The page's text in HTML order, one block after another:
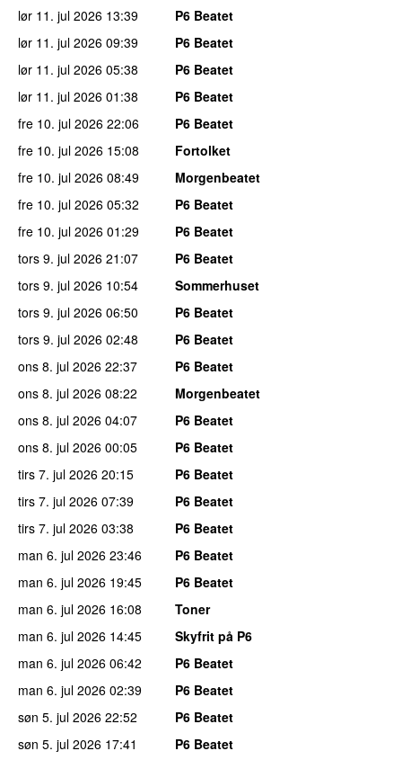
lør 11. jul 2026 13:39
P6 Beatet
lør 11. jul 2026 09:39
P6 Beatet
lør 11. jul 2026 05:38
P6 Beatet
lør 11. jul 2026 01:38
P6 Beatet
fre 10. jul 2026 22:06
P6 Beatet
fre 10. jul 2026 15:08
Fortolket
fre 10. jul 2026 08:49
Morgenbeatet
fre 10. jul 2026 05:32
P6 Beatet
fre 10. jul 2026 01:29
P6 Beatet
tors 9. jul 2026 21:07
P6 Beatet
tors 9. jul 2026 10:54
Sommerhuset
tors 9. jul 2026 06:50
P6 Beatet
tors 9. jul 2026 02:48
P6 Beatet
ons 8. jul 2026 22:37
P6 Beatet
ons 8. jul 2026 08:22
Morgenbeatet
ons 8. jul 2026 04:07
P6 Beatet
ons 8. jul 2026 00:05
P6 Beatet
tirs 7. jul 2026 20:15
P6 Beatet
tirs 7. jul 2026 07:39
P6 Beatet
tirs 7. jul 2026 03:38
P6 Beatet
man 6. jul 2026 23:46
P6 Beatet
man 6. jul 2026 19:45
P6 Beatet
man 6. jul 2026 16:08
Toner
man 6. jul 2026 14:45
Skyfrit på P6
man 6. jul 2026 06:42
P6 Beatet
man 6. jul 2026 02:39
P6 Beatet
søn 5. jul 2026 22:52
P6 Beatet
søn 5. jul 2026 17:41
P6 Beatet